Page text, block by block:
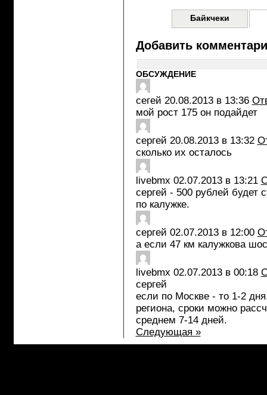
Байкчеки
Добавить
ОБСУЖДЕНИЕ
сегей 20.08.2013 в 13:36
мой рост 175 он подайдет
сергей 20.08.2013 в 13:32
сколько их осталось
livebmx 02.07.2013 в 13:21
сергей - 500 рублей будет
по калужке.
сергей 02.07.2013 в 12:00
а если 47 км калужкова
livebmx 02.07.2013 в 00:18
сергей
если по Москве - то 1-2
региона, сроки можно
среднем 7-14 дней.
Следующая »